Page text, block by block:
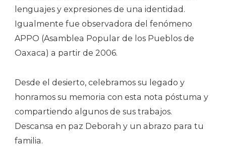
lenguajes y expresiones de una identidad.
Igualmente fue observadora del fenómeno
APPO (Asamblea Popular de los Pueblos de
Oaxaca) a partir de 2006.
Desde el desierto, celebramos su legado y
honramos su memoria con esta nota póstuma y
compartiendo algunos de sus trabajos.
Descansa en paz Deborah y un abrazo para tu
familia.